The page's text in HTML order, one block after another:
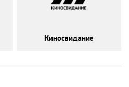
Киносвидание